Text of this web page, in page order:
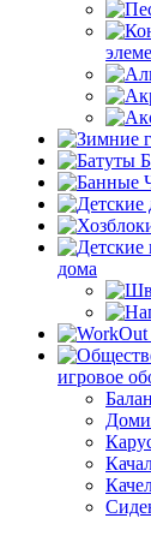
дома
игровое